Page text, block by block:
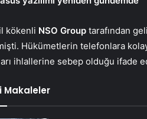
kökenli NSO Group tarafından
Hükümetlerin telefonlara kolay
ihlallerine sebep olduğu ifade
Makaleler